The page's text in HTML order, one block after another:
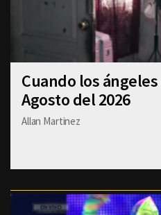
Cuando los ángeles
Agosto del 2026
Allan Martinez